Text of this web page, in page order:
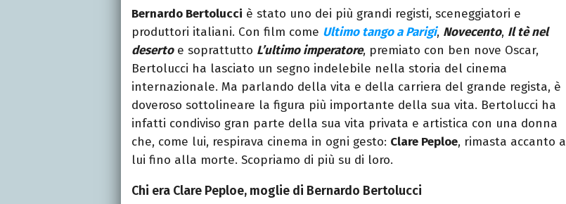
follia.
Bernardo Bertolucci è stato uno dei più grandi registi, sceneggiatori e
produttori italiani. Con film come Ultimo tango a Parigi, Novecento, Il tè nel
desertoe soprattutto L’ultimo imperatore, premiato con ben nove Oscar,
Bertolucci ha lasciato un segno indelebile nella storia del cinema
internazionale. Ma parlando della vita e della carriera del grande regista, è
doveroso sottolineare la figura più importante della sua vita. Bertolucci ha
infatti condiviso gran parte della sua vita privata e artistica con una donna
che, come lui, respirava cinema in ogni gesto: Clare Peploe, rimasta accanto a
lui fino alla morte. Scopriamo di più su di loro.
Chi era Clare Peploe, moglie di Bernardo Bertolucci